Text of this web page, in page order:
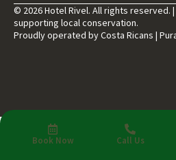
Book Now Call Us
© 2026 Hotel Rivel. All rights reserved.
supporting local conservation.
Proudly operated by Costa Ricans |